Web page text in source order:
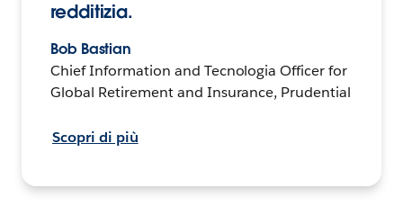
redditizia.
Bob Bastian
Chief Information and Tecnologia Officer for
Global Retirement and Insurance, Prudential
Scopri di più